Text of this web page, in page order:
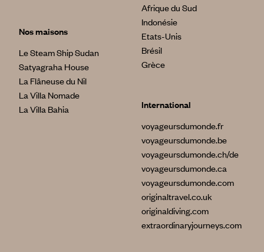
Nos maisons
Le Steam Ship Sudan
Satyagraha House
La Flâneuse du Nil
La Villa Nomade
La Villa Bahia
Afrique du Sud
Indonésie
Etats-Unis
Brésil
Grèce
International
voyageursdumonde.fr
voyageursdumonde.be
voyageursdumonde.ch/de
voyageursdumonde.ca
voyageursdumonde.com
originaltravel.co.uk
originaldiving.com
extraordinaryjourneys.com